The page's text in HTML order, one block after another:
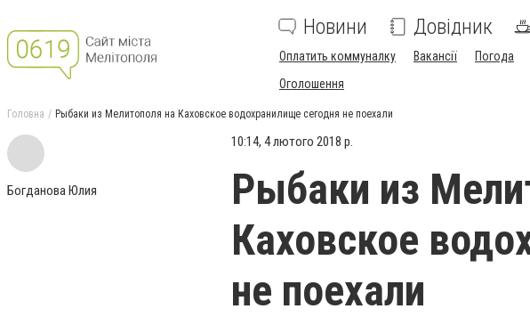
Новини Довідник
Оплатить коммуналку Вакансії Погода
Оголошення
Головна Рыбаки из Мелитополя на Каховское водохранилище сегодня не поехали
Богданова Юлия
10:14, 4 лютого 2018 р.
Рыбаки из
Каховское
не поехали